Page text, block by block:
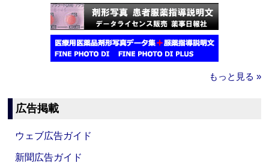
もっと見る »
広告掲載
ウェブ広告ガイド
新聞広告ガイド